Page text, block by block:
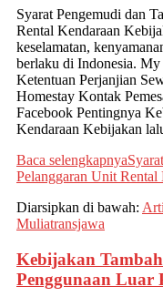
Syarat Pengemudi dan
Rental Kendaraan
keselamatan,
berlaku di Indonesia.
Ketentuan Perjanjian
Homestay Kontak
Facebook Pentingnya
Kendaraan Kebijakan
Baca selengkapnya
Pelanggaran Unit Rental
Diarsipkan di bawah:
Muliatransjawa
Kebijakan
Penggunaan Luar